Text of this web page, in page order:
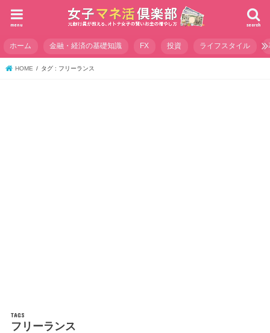
search
menu
ホーム 金融・経済の基礎知識 FX 投資 ライフスタイル
HOME タグ : フリーランス
フリーランス